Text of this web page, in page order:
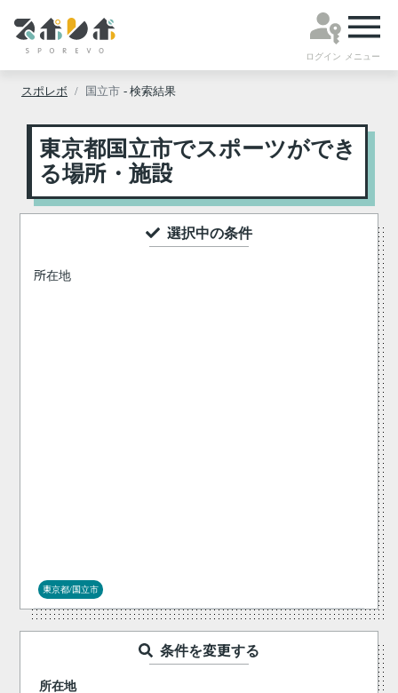
ログイン メニュー
スポレボ 国立市 - 検索結果
東京都国立市でスポーツができ
る場所・施設
選択中の条件
所在地
東京都/国立市
条件を変更する
所在地